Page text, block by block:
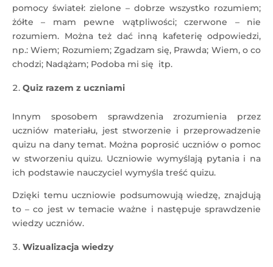
pomocy świateł: zielone – dobrze wszystko rozumiem;
żółte – mam pewne wątpliwości; czerwone – nie
rozumiem. Można też dać inną kafeterię odpowiedzi,
np.: Wiem; Rozumiem; Zgadzam się, Prawda; Wiem, o co
chodzi; Nadążam; Podoba mi się itp.
Quiz razem z uczniami
Innym sposobem sprawdzenia zrozumienia przez
uczniów materiału, jest stworzenie i przeprowadzenie
quizu na dany temat. Można poprosić uczniów o pomoc
w stworzeniu quizu. Uczniowie wymyślają pytania i na
ich podstawie nauczyciel wymyśla treść quizu.
Dzięki temu uczniowie podsumowują wiedzę, znajdują
to – co jest w temacie ważne i następuje sprawdzenie
wiedzy uczniów.
Wizualizacja wiedzy